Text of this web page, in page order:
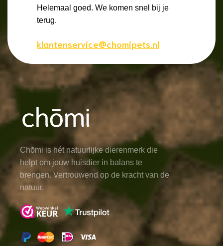
Helemaal goed. We komen snel bij je
terug.
klantenservice@chomipets.nl
Chōmi is hét natuurlijke dierenmerk die
helpt om jouw huisdier in balans te
brengen. Vertrouwend op de kracht van de
natuur.